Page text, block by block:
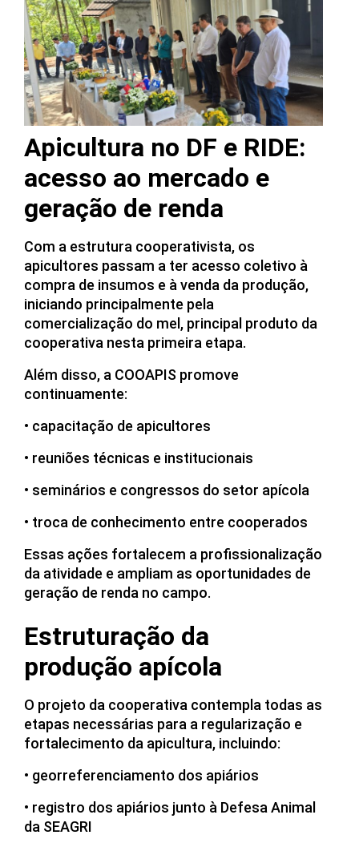
Apicultura no DF e RIDE:
acesso ao mercado e
geração de renda
Com a estrutura cooperativista, os
apicultores passam a ter acesso coletivo à
compra de insumos e à venda da produção,
iniciando principalmente pela
comercialização do mel, principal produto da
cooperativa nesta primeira etapa.
Além disso, a COOAPIS promove
continuamente:
• capacitação de apicultores
• reuniões técnicas e institucionais
• seminários e congressos do setor apícola
• troca de conhecimento entre cooperados
Essas ações fortalecem a profissionalização
da atividade e ampliam as oportunidades de
geração de renda no campo.
Estruturação da
produção apícola
O projeto da cooperativa contempla todas as
etapas necessárias para a regularização e
fortalecimento da apicultura, incluindo:
• georreferenciamento dos apiários
• registro dos apiários junto à Defesa Animal
da SEAGRI